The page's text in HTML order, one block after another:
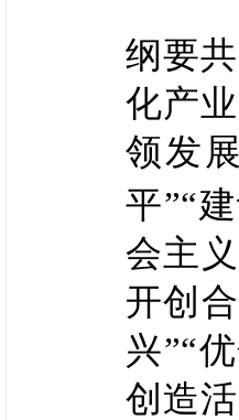
纲要
化产
领发展
平”“
会主
开创
兴”“
创造